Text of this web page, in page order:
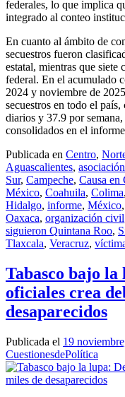
federales, lo que implica
integrado al conteo
En cuanto al ámbito de
secuestros fueron
estatal, mientras que siete
federal. En el acumulado
2024 y noviembre de
secuestros en todo el
diarios y 37.9 por
consolidados en el
Publicada en Centro,
Aguascalientes,
Sur, Campeche, Causa en
México, Coahuila, Colima,
Hidalgo, informe, México,
Oaxaca, organización civil
siguieron Quintana Roo,
Tlaxcala, Veracruz,
Tabasco bajo
oficiales crea
desaparecidos
Publicada el 19
CuestionesdePolítica